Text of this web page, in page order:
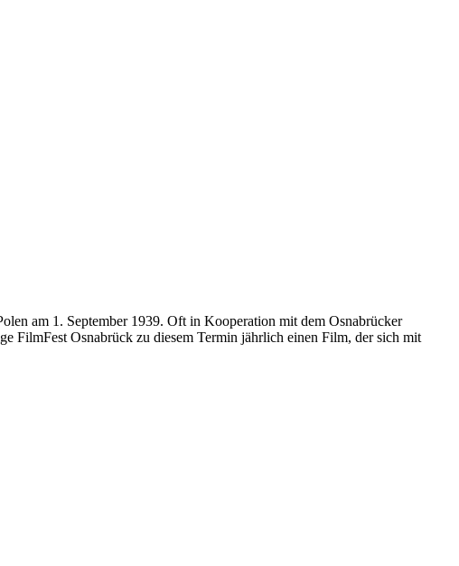
am 1. September 1939. Oft in Kooperation mit dem Osnabrücker
FilmFest Osnabrück zu diesem Termin jährlich einen Film, der sich mit